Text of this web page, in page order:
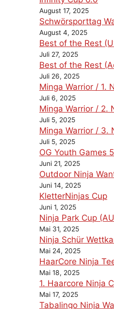
August 17, 2025
Schwörsporttag
August 4, 2025
Best of the Rest
Juli 27, 2025
Best of the Rest
Juli 26, 2025
Minga Warrior / 1.
Juli 6, 2025
Minga Warrior / 2.
Juli 5, 2025
Minga Warrior / 3.
Juli 5, 2025
OG Youth Games
Juni 21, 2025
Outdoor Ninja
Juni 14, 2025
KletterNinjas Cup
Juni 1, 2025
Ninja Park Cup
Mai 31, 2025
Ninja Schür
Mai 24, 2025
HaarCore Ninja
Mai 18, 2025
1. Haarcore Ninja
Mai 17, 2025
Tabalingo Ninja